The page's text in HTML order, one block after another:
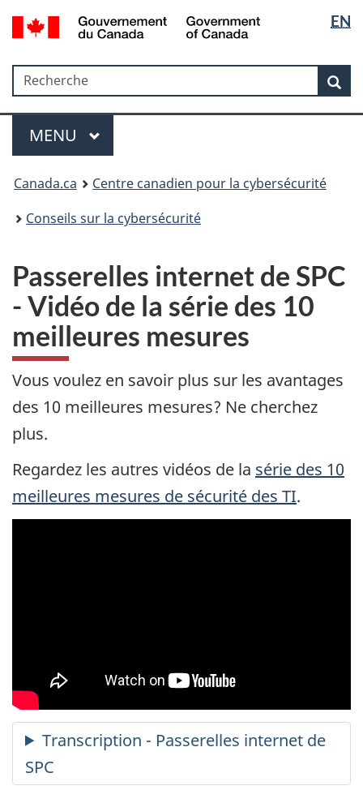
Passer
au
Invitations
Passer
au
Passer
à
sujet
du
Passer
à
HTML
simplifiée
la
langue
EN
Government
Gouvernement
du
Recherche
Recherche
Menu
MAIN
MENU
Canada.ca
Centre canadien pour la cybersécurité
Conseils sur la cybersécurité
Passerelles internet de SPC
- Vidéo de la série des 10
meilleures mesures
Vous voulez en savoir plus sur les avantages
des 10 meilleures mesures? Ne cherchez
plus.
Regardez les autres vidéos de la série des 10
meilleures mesures de sécurité des TI.